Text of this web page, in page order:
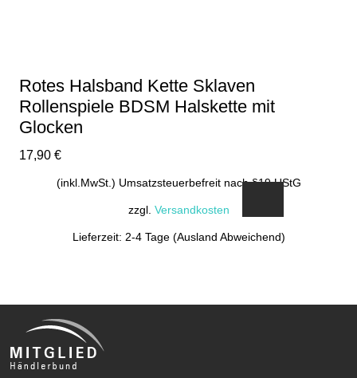
Rotes Halsband Kette Sklaven
Rollenspiele BDSM Halskette mit
Glocken
17,90 €
(inkl.MwSt.) Umsatzsteuerbefreit nach §19 UStG
zzgl. Versandkosten
Lieferzeit: 2-4 Tage (Ausland Abweichend)